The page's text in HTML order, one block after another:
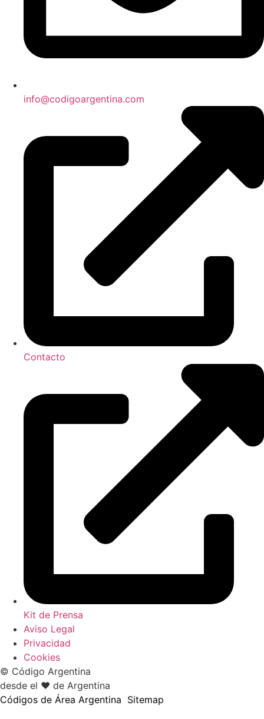
info@codigoargentina.com
Contacto
Kit de Prensa
Aviso Legal
Privacidad
Cookies
© Código Argentina
desde el ♥ de Argentina
Códigos de Área Argentina Sitemap